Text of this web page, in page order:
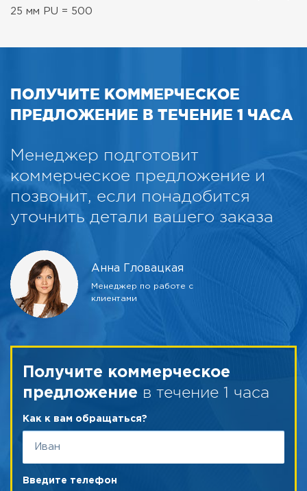
25 мм PU = 500
ПОЛУЧИТЕ КОММЕРЧЕСКОЕ
ПРЕДЛОЖЕНИЕ В ТЕЧЕНИЕ 1 ЧАСА
Менеджер подготовит
коммерческое предложение и
позвонит, если понадобится
уточнить детали вашего заказа
Анна Гловацкая
Менеджер по работе с
клиентами
Получите коммерческое
предложение в течение 1 часа
Как к вам обращаться?
Введите телефон